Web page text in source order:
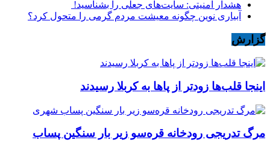
هشدار امنیتی: سایت‌های جعلی را بشناسید!
آبیاری نوین چگونه معیشت مردم گرمی را متحول کرد؟
گزارش
اینجا قلب‌ها زودتر از پاها به کربلا رسیدند
مرگ تدریجی رودخانه قره‌سو زیر بار سنگین پساب